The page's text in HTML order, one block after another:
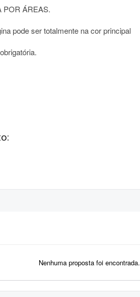
POR ÁREAS.
pode ser totalmente na cor principal
Nenhuma proposta foi encontrada.